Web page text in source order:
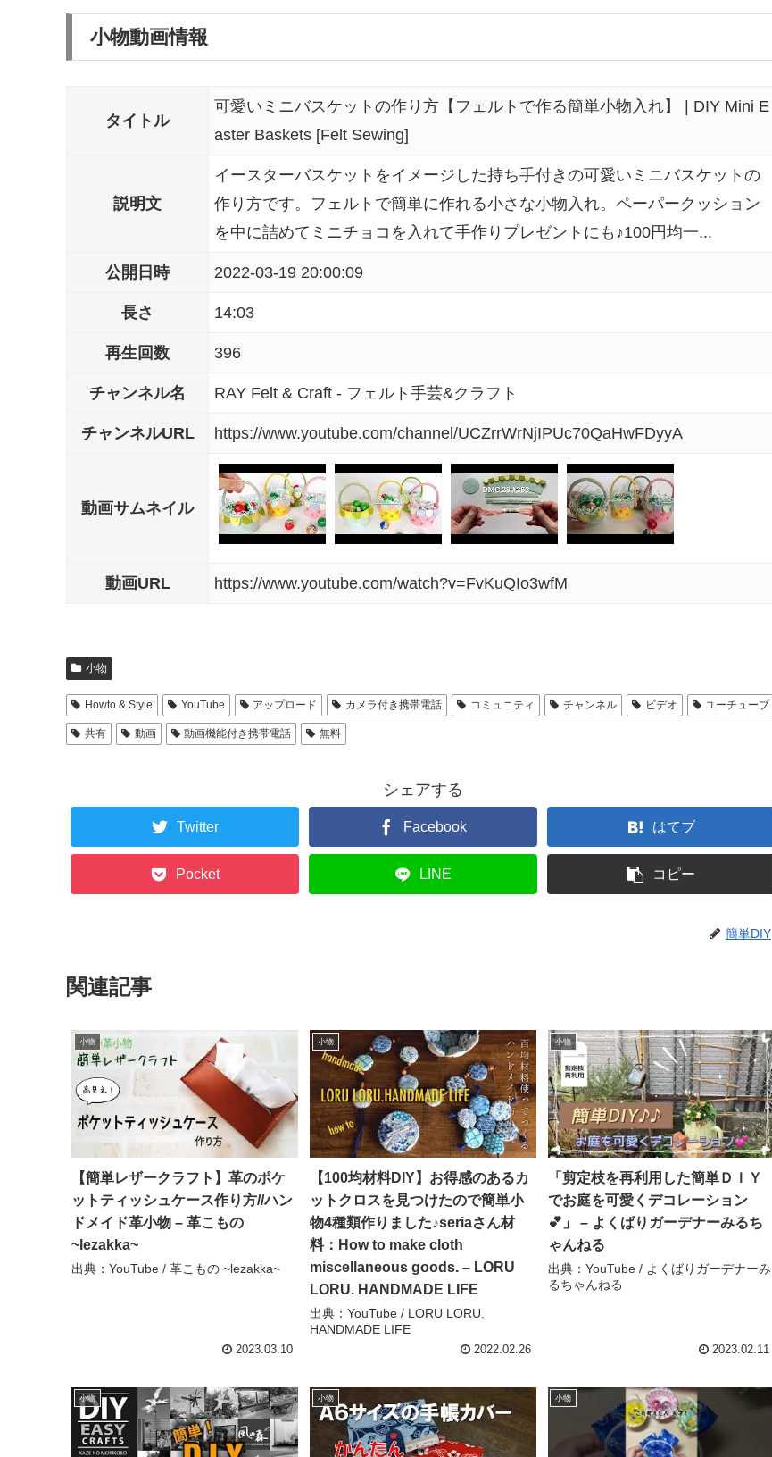
小物動画情報
タイトル
可愛いミニバスケットの作り方【フェルトで作る簡単小物入れ】 | DIY Mini E
aster Baskets [Felt Sewing]
説明文
イースターバスケットをイメージした持ち手付きの可愛いミニバスケットの
作り方です。フェルトで簡単に作れる小さな小物入れ。ペーパークッション
を中に詰めてミニチョコを入れて手作りプレゼントにも♪100円均一...
公開日時 2022-03-19 20:00:09
長さ 14:03
再生回数 396
チャンネル名 RAY Felt & Craft - フェルト手芸&クラフト
チャンネルURL https://www.youtube.com/channel/UCZrrWrNjIPUc70QaHwFDyyA
動画サムネイル
動画URL https://www.youtube.com/watch?v=FvKuQIo3wfM
小物
Howto & Style YouTube アップロード カメラ付き携帯電話 コミュニティ チャンネル ビデオ ユーチューブ
共有 動画 動画機能付き携帯電話 無料
シェアする
Twitter Facebook はてブ
Pocket LINE コピー
簡単DIY
関連記事
小物
【簡単レザークラフト】革のポケ
ットティッシュケース作り方//ハン
ドメイド革小物 – 革こもの
~lezakka~
出典：YouTube / 革こもの ~lezakka~
2023.03.10
小物
【100均材料DIY】お得感のあるカ
ットクロスを見つけたので簡単小
物4種類作りました♪seriaさん材
料：How to make cloth
miscellaneous goods. – LORU
LORU. HANDMADE LIFE
出典：YouTube / LORU LORU.
HANDMADE LIFE
2022.02.26
小物
「剪定枝を再利用した簡単ＤＩＹ
でお庭を可愛くデコレーション
💕」 – よくばりガーデナーみるち
ゃんねる
出典：YouTube / よくばりガーデナーみ
るちゃんねる
2023.02.11
小物 小物 小物